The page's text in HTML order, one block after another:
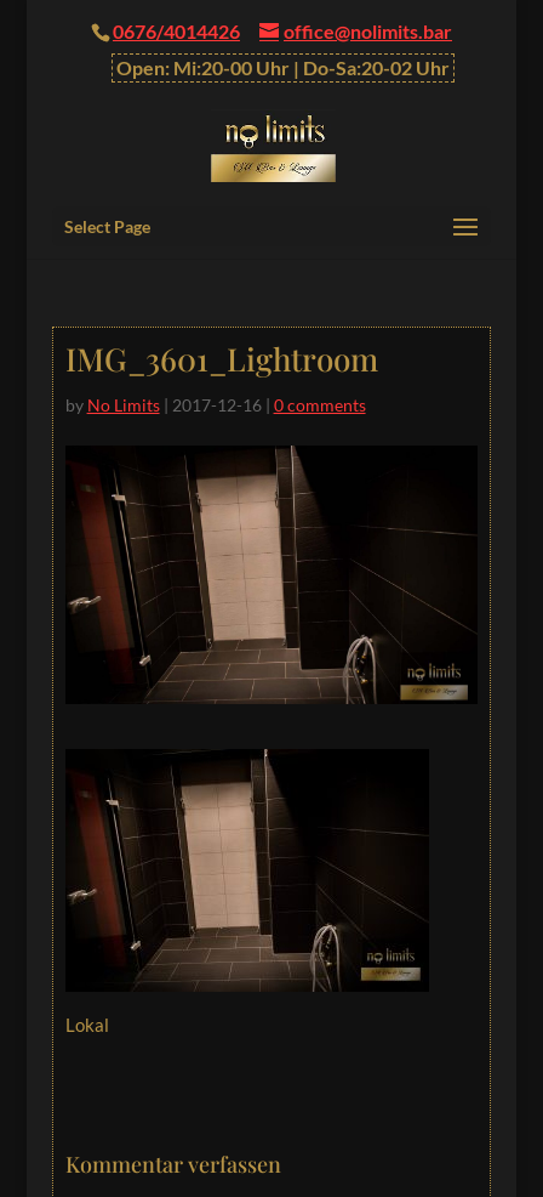
0676/4014426
office@nolimits.bar
Open: Mi:20-00 Uhr | Do-Sa:20-02 Uhr
Select Page
IMG_3601_Lightroom
by No Limits| 2017-12-16| 0 comments
Lokal
Kommentar verfassen